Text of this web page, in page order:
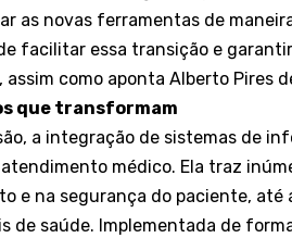
as novas ferramentas de
facilitar essa transição e
assim como aponta Alberto Pires
que transformam
a integração de sistemas de
médico. Ela traz
e na segurança do paciente, até
de saúde. Implementada de